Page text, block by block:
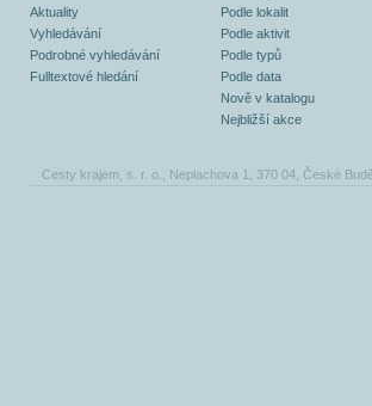
Aktuality
Vyhledávání
Podrobné vyhledávání
Fulltextové hledání
Podle lokalit
Podle aktivit
Podle typů
Podle data
Nově v katalogu
Nejbližší akce
Cesty krajem, s. r. o., Neplachova 1, 370 04, České